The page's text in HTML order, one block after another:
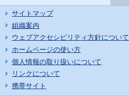
サイトマップ
組織案内
ウェブアクセシビリティ方針について
ホームページの使い方
個人情報の取り扱いについて
リンクについて
携帯サイト